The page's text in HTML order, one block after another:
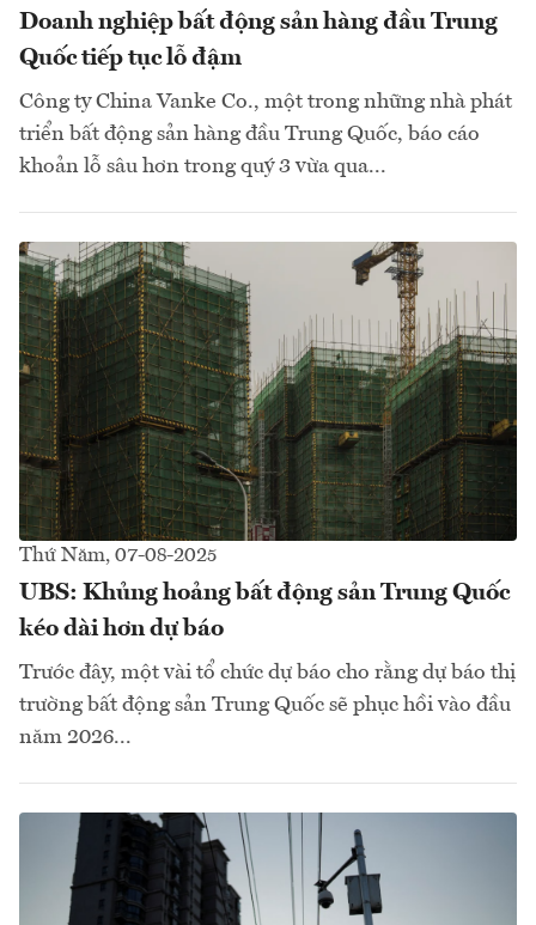
Doanh nghiệp bất động sản hàng đầu Trung
Quốc tiếp tục lỗ đậm
Công ty China Vanke Co., một trong những nhà phát
triển bất động sản hàng đầu Trung Quốc, báo cáo
khoản lỗ sâu hơn trong quý 3 vừa qua...
Thứ Năm, 07-08-2025
UBS: Khủng hoảng bất động sản Trung Quốc
kéo dài hơn dự báo
Trước đây, một vài tổ chức dự báo cho rằng dự báo thị
trường bất động sản Trung Quốc sẽ phục hồi vào đầu
năm 2026...